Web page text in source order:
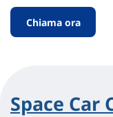
Chiama ora
Space Car